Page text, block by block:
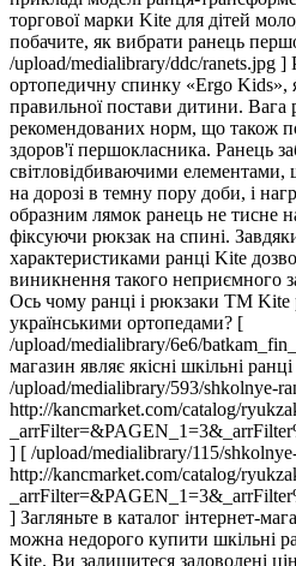
торгової марки Kite для дітей
побачите, як вибрати ранець
/upload/medialibrary/ddc/ranets.jpg ]
ортопедичну спинку «Ergo
правильної постави дитини.
рекомендованих норм, що також
здоров'ї першокласника. Ранець
світловідбиваючими
на дорозі в темну пору доби, і
образним лямок ранець не тисне
фіксуючи рюкзак на спині.
характеристиками ранці Kite
виникнення такого неприємного
Ось чому ранці і рюкзаки ТМ Kite
українськими ортопедами? [
/upload/medialibrary/6e6/
магазин являє якісні шкільні
/upload/medialibrary/593/shkolnye-
http://kancmarket.com/catalog/
] [ /upload/medialibrary/115/
http://kancmarket.com/catalog/
] Загляньте в каталог інтернет-
можна недорого купити шкільні
Kite. Ви залишитеся задоволені